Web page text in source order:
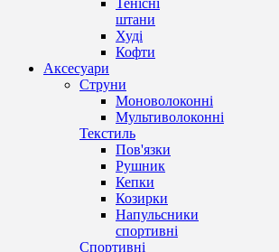
Тенісні
штани
Худі
Кофти
Аксесуари
Струни
Моноволоконні
Мультиволоконні
Текстиль
Пов'язки
Рушник
Кепки
Козирки
Напульсники
спортивні
Спортивні